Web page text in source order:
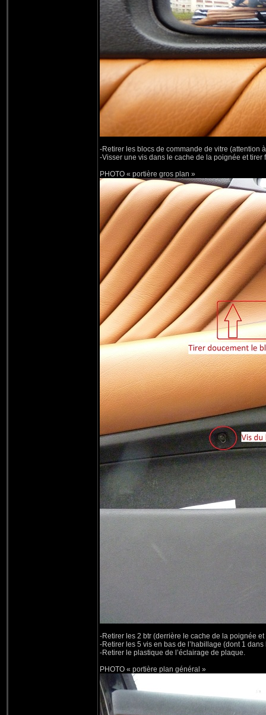
-Retirer les blocs de commande de vitre (attention
-Visser une vis dans le cache de la poignée et tirer
PHOTO « portière gros plan »
-Retirer les 2 btr (derrière le cache de la poignée
-Retirer les 5 vis en bas de l’habillage (dont 1 dans
-Retirer le plastique de l’éclairage de plaque.
PHOTO « portière plan général »